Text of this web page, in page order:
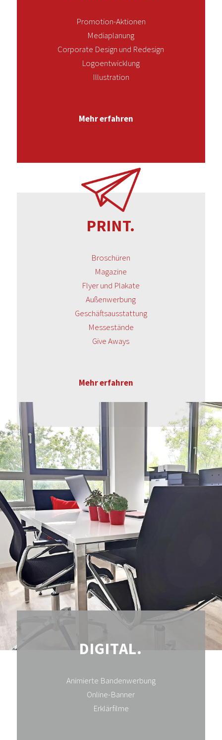
Promotion-Aktionen
Mediaplanung
Corporate Design und Redesign
Logoentwicklung
Illustration
Mehr erfahren
PRINT.
Broschüren
Magazine
Flyer und Plakate
Außenwerbung
Geschäftsausstattung
Messestände
Give Aways
Mehr erfahren
DIGITAL.
Animierte Bandenwerbung
Online-Banner
Erklärfilme